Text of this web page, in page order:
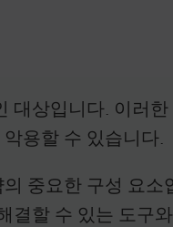
대상입니다. 이러
용할 수 있습니다.
중요한 구성 요
결할 수 있는 도구